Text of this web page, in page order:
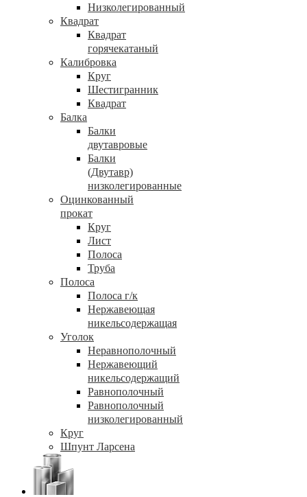
Низколегированный
Квадрат
Квадрат
горячекатаный
Калибровка
Круг
Шестигранник
Квадрат
Балка
Балки
двутавровые
Балки
(Двутавр)
низколегированные
Оцинкованный
прокат
Круг
Лист
Полоса
Труба
Полоса
Полоса г/к
Нержавеющая
никельсодержащая
Уголок
Неравнополочный
Нержавеющий
никельсодержащий
Равнополочный
Равнополочный
низколегированный
Круг
Шпунт Ларсена